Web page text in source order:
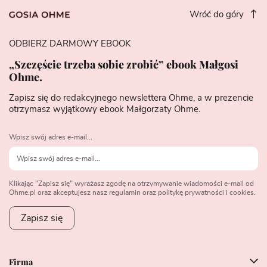
Wróć do góry
Firma
ODBIERZ DARMOWY EBOOK
„Szczęście trzeba sobie zrobić” ebook Małgosi
Ohme.
Zapisz się do redakcyjnego newslettera Ohme, a w prezencie
otrzymasz wyjątkowy ebook Małgorzaty Ohme.
Wpisz swój adres e-mail...
Klikając "Zapisz się" wyrażasz zgodę na otrzymywanie wiadomości e-mail od
Ohme.pl oraz akceptujesz nasz regulamin oraz politykę prywatności i cookies.
Zapisz się